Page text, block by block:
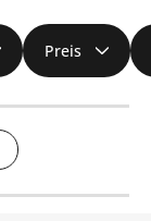
Preis